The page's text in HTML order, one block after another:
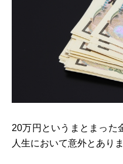
20万円というまとまった
人生において意外とありま